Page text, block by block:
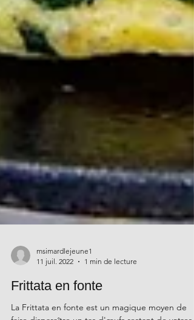
msimardlejeune1
1 min de lecture